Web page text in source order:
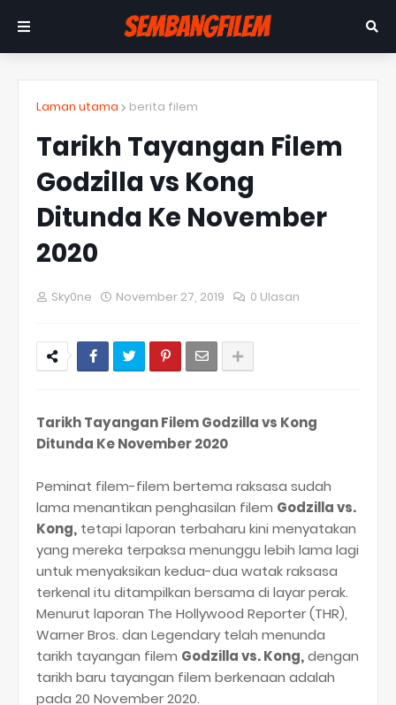
Laman utama berita filem
Tarikh Tayangan Filem
Godzilla vs Kong
Ditunda Ke November
2020
Sky0ne November 27, 2019 0 Ulasan
Tarikh Tayangan Filem Godzilla vs Kong
Ditunda Ke November 2020
Peminat filem-filem bertema raksasa sudah
lama menantikan penghasilan filem Godzilla vs.
Kong, tetapi laporan terbaharu kini menyatakan
yang mereka terpaksa menunggu lebih lama lagi
untuk menyaksikan kedua-dua watak raksasa
terkenal itu ditampilkan bersama di layar perak.
Menurut laporan The Hollywood Reporter (THR),
Warner Bros. dan Legendary telah menunda
tarikh tayangan filem Godzilla vs. Kong,dengan
tarikh baru tayangan filem berkenaan adalah
pada 20 November 2020.